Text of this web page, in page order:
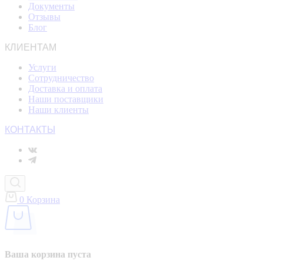
Документы
Отзывы
Блог
КЛИЕНТАМ
Услуги
Сотрудничество
Доставка и оплата
Наши поставщики
Наши клиенты
КОНТАКТЫ
0 Корзина
Ваша корзина пуста